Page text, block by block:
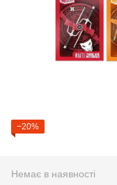
−20%
Немає в наявності